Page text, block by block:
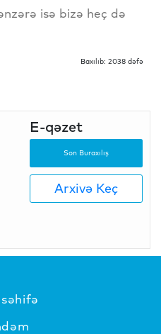
isə bizə heç də
Baxılıb: 2038 dəfə
E-qəzet
Son Buraxılış
Arxivə Keç